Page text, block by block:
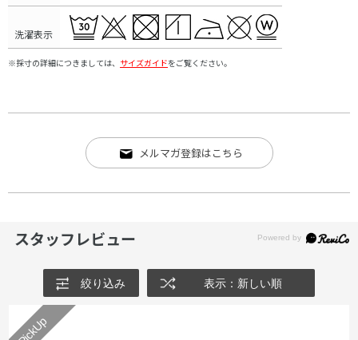
洗濯表示
※採寸の詳細につきましては、 サイズガイドをご覧ください。
メルマガ登録はこちら
スタッフレビュー
絞り込み 表示：新しい順